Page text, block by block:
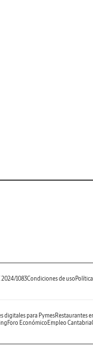
1083Condiciones de uso
digitales para PymesRestaurantes
Foro Económico Empleo Cantabria